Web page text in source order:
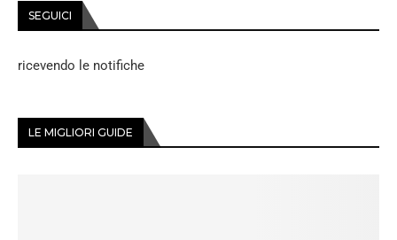
SEGUICI
ricevendo le notifiche
LE MIGLIORI GUIDE